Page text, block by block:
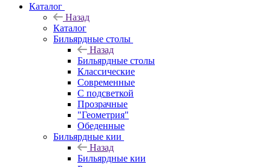
Каталог
Назад
Каталог
Бильярдные столы
Назад
Бильярдные столы
Классические
Современные
С подсветкой
Прозрачные
"Геометрия"
Обеденные
Бильярдные кии
Назад
Бильярдные кии